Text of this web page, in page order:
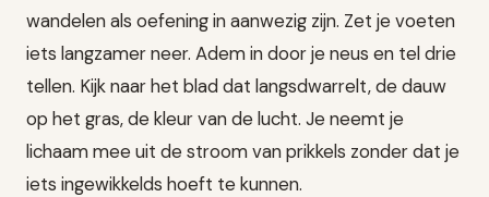
wandelen als oefening in aanwezig zijn. Zet je voeten
iets langzamer neer. Adem in door je neus en tel drie
tellen. Kijk naar het blad dat langsdwarrelt, de dauw
op het gras, de kleur van de lucht. Je neemt je
lichaam mee uit de stroom van prikkels zonder dat je
iets ingewikkelds hoeft te kunnen.